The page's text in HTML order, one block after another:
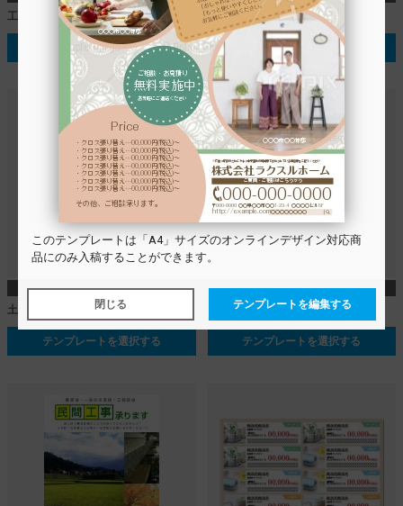
工務店_商品_裏面
テンプレートを選択する
オープンハウス_裏面
テンプレートを選択する
A4
土木_シンポジウム
テンプレートを選択する
A4
土木_民間工事
テンプレートを選択する
このテンプレート は「A4」サイズのオンラインデザイン対応商
品にのみ入稿することができます。
閉じる テンプレートを編集する